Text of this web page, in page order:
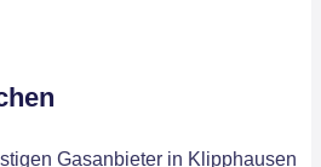
Gasanbieter in Klipphausen